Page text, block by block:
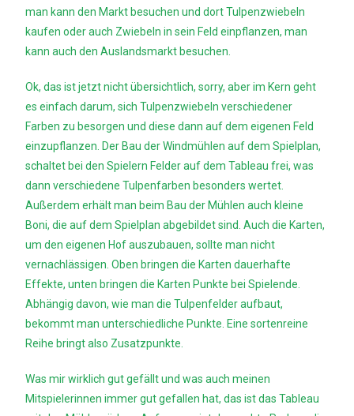
man kann den Markt besuchen und dort Tulpenzwiebeln
kaufen oder auch Zwiebeln in sein Feld einpflanzen, man
kann auch den Auslandsmarkt besuchen.
Ok, das ist jetzt nicht übersichtlich, sorry, aber im Kern geht
es einfach darum, sich Tulpenzwiebeln verschiedener
Farben zu besorgen und diese dann auf dem eigenen Feld
einzupflanzen. Der Bau der Windmühlen auf dem Spielplan,
schaltet bei den Spielern Felder auf dem Tableau frei, was
dann verschiedene Tulpenfarben besonders wertet.
Außerdem erhält man beim Bau der Mühlen auch kleine
Boni, die auf dem Spielplan abgebildet sind. Auch die Karten,
um den eigenen Hof auszubauen, sollte man nicht
vernachlässigen. Oben bringen die Karten dauerhafte
Effekte, unten bringen die Karten Punkte bei Spielende.
Abhängig davon, wie man die Tulpenfelder aufbaut,
bekommt man unterschiedliche Punkte. Eine sortenreine
Reihe bringt also Zusatzpunkte.
Was mir wirklich gut gefällt und was auch meinen
Mitspielerinnen immer gut gefallen hat, das ist das Tableau